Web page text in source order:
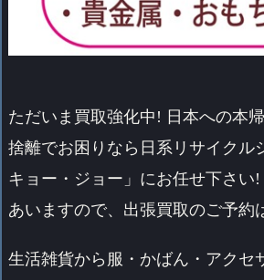
ただいま買取強化中! 日本への本
捨離でお困りなら日系リサイクル
キョー・ジョー」にお任せ下さい
あいますので、出張買取のご予約
生活雑貨から服・かばん・アクセ